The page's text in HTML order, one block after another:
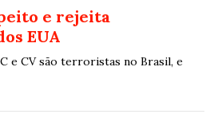
e rejeita
EUA
e CV são terroristas no Brasil, e